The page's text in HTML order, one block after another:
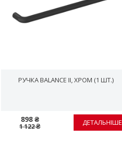
РУЧКА BALANCE II, ХРОМ (1 ШТ.)
898 ₴
1 122 ₴ ДЕТАЛЬНІШЕ